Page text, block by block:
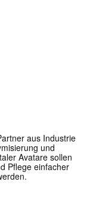
aus Industrie
und
Avatare sollen
Pflege einfacher